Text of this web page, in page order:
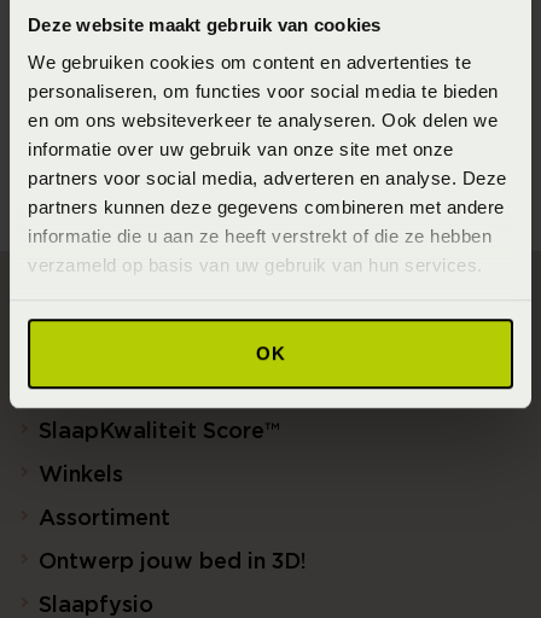
Deze website maakt gebruik van cookies
We gebruiken cookies om content en advertenties te
personaliseren, om functies voor social media te bieden
en om ons websiteverkeer te analyseren. Ook delen we
informatie over uw gebruik van onze site met onze
partners voor social media, adverteren en analyse. Deze
partners kunnen deze gegevens combineren met andere
informatie die u aan ze heeft verstrekt of die ze hebben
verzameld op basis van uw gebruik van hun services.
OK
Seizoen
Spring/Summer 2026
Slaapgedrag Thuismeting
SlaapKwaliteit Score™
Winkels
Assortiment
Ontwerp jouw bed in 3D!
Slaapfysio